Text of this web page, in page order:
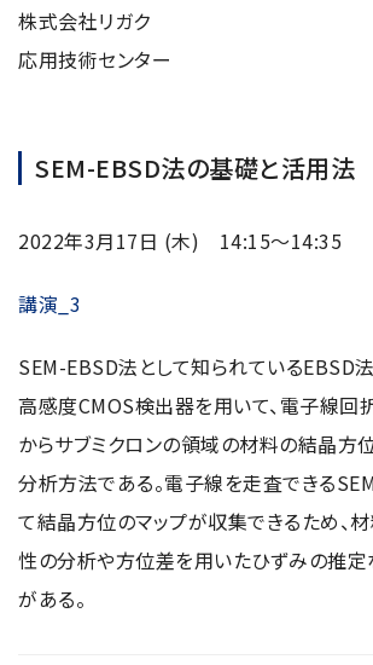
株式会社リガク
応用技術センター
SEM-EBSD法の基礎と活用法
2022年3月17日 (木) 14:15～14:35
講演_3
SEM-EBSD法として知られているEBSD
高感度CMOS検出器を用いて、電子線回
からサブミクロンの領域の材料の結晶方
分析方法である。電子線を走査できる
て結晶方位のマップが収集できるため、
性の分析や方位差を用いたひずみの推定
がある。